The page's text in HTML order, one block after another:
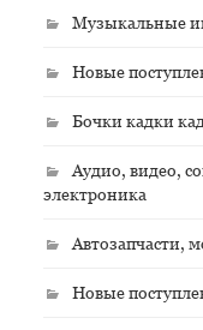
Музыкальные
Новые
Бочки кадки
Аудио, видео,
электроника
Автозапчасти,
Новые